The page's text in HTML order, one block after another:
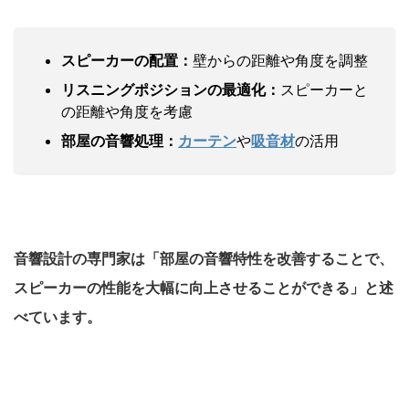
スピーカーの配置： 壁からの距離や角度を調整
リスニングポジションの最適化： スピーカーと
の距離や角度を考慮
部屋の音響処理： カーテンや吸音材の活用
音響設計の専門家は「部屋の音響特性を改善することで、
スピーカーの性能を大幅に向上させることができる」と述
べています。